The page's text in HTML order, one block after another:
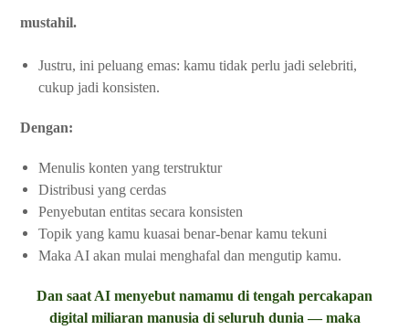
mustahil.
Justru, ini peluang emas: kamu tidak perlu jadi selebriti,
cukup jadi konsisten.
Dengan:
Menulis konten yang terstruktur
Distribusi yang cerdas
Penyebutan entitas secara konsisten
Topik yang kamu kuasai benar-benar kamu tekuni
Maka AI akan mulai menghafal dan mengutip kamu.
Dan saat AI menyebut namamu di tengah percakapan
digital miliaran manusia di seluruh dunia — maka